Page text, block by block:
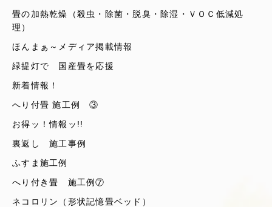
畳の加熱乾燥（殺虫・除菌・脱臭・除湿・ＶＯＣ低減処
理）
ほんまぁ～メディア掲載情報
緑提灯で 国産畳を応援
新着情報！
へり付畳 施工例 ③
お得ッ！情報ッ!!
裏返し 施工事例
ふすま施工例
へり付き畳 施工例⑦
ネコロリン（形状記憶畳ベッド）